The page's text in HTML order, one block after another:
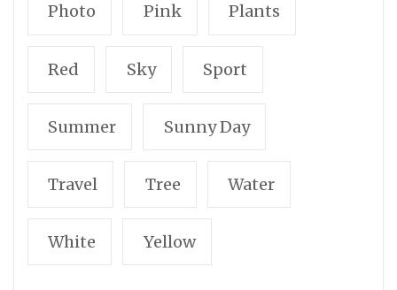
Photo Pink Plants
Red Sky Sport
Summer Sunny Day
Travel Tree Water
White Yellow